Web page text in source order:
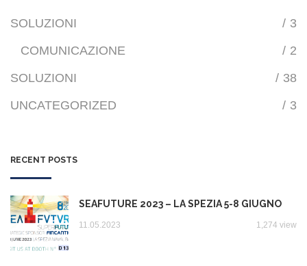
SOLUZIONI
/ 3
COMUNICAZIONE
/ 2
SOLUZIONI
/ 38
UNCATEGORIZED
/ 3
RECENT POSTS
SEAFUTURE 2023 – LA SPEZIA 5-8 GIUGNO
11.05.2023 1,274 view